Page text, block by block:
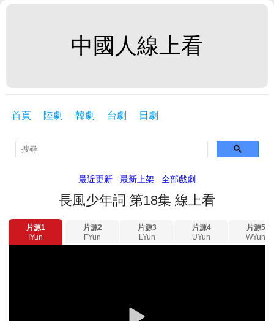
中國人線上看
首頁 陸劇 韓劇 台劇 日劇
最近更新 最新上架 全部戲劇
長風少年詞 第18集 線上看
片源1
IYun
片源2
FYun
片源3
LYun
片源4
UYun
片源5
WYun